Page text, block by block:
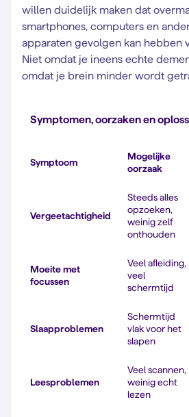
willen duidelijk maken dat
smartphones, computers en
apparaten gevolgen kan hebben
Niet omdat je ineens echte
omdat je brein minder wordt
Symptomen, oorzaken en
Symptoom
Mogelijke
oorzaak
Vergeetachtigheid
Steeds alles
opzoeken,
weinig zelf
onthouden
Moeite met
focussen
Veel afleiding,
veel
schermtijd
Slaapproblemen
Schermtijd
vlak voor het
slapen
Leesproblemen
Veel scannen,
weinig echt
lezen